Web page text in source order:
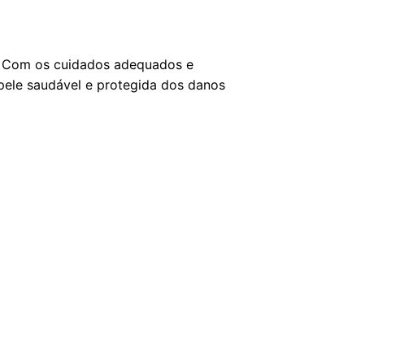
os cuidados adequados e
saudável e protegida dos danos